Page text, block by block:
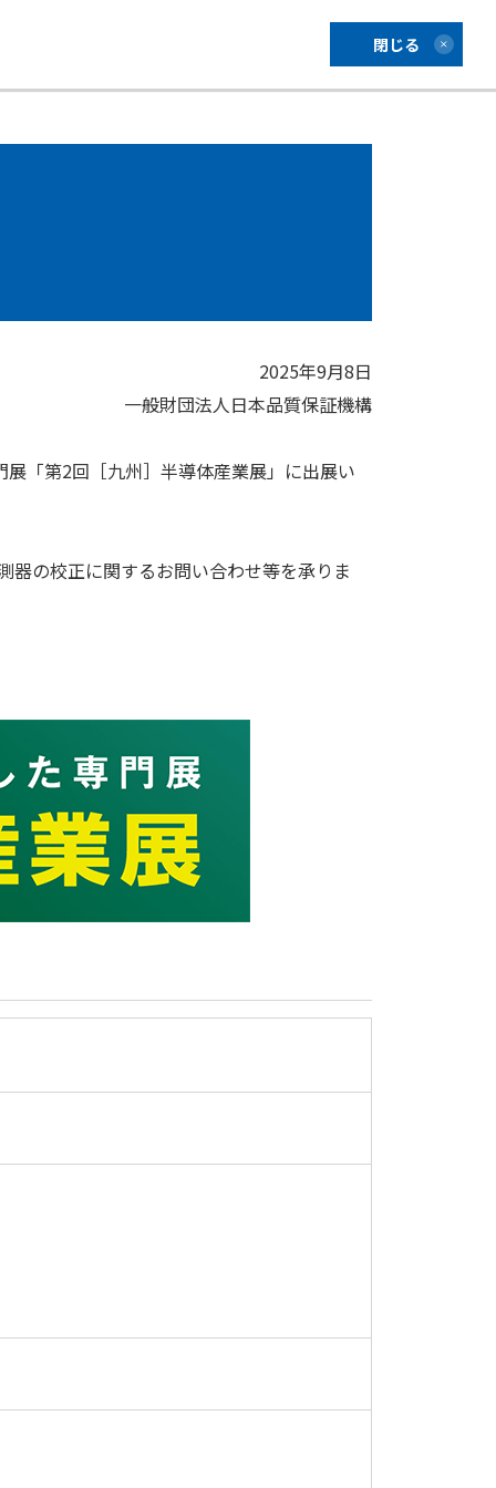
閉じる
2025年9月8日
一般財団法人日本品質保証機構
「第2回［九州］半導体産業展」に出展い
器の校正に関するお問い合わせ等を承りま